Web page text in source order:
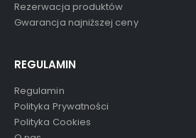
Rezerwacja produktów
Gwarancja najniższej ceny
REGULAMIN
Regulamin
Polityka Prywatności
Polityka Cookies